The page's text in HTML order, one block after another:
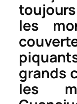
les
grands
les